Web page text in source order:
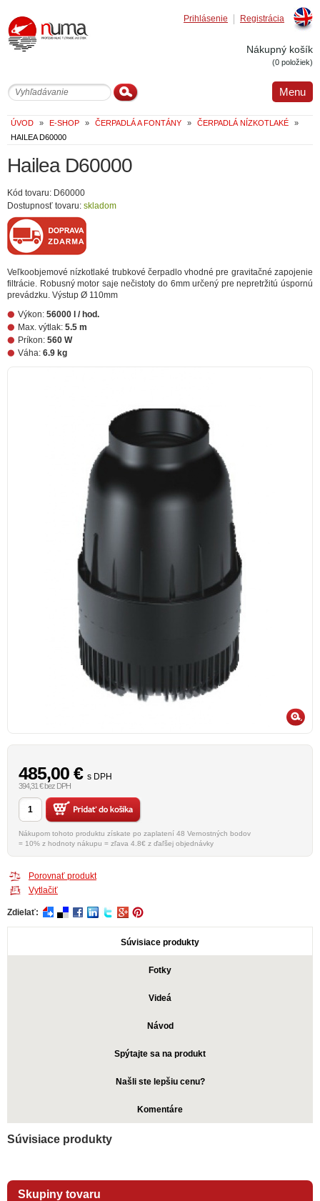
Registrácia
Prihlásenie
Nákupný košík
(0 položiek)
Menu
ÚVOD » E-SHOP » ČERPADLÁ A FONTÁNY » ČERPADLÁ NÍZKOTLAKÉ
»
HAILEA D60000
Hailea D60000
Kód tovaru: D60000
Dostupnosť tovaru: skladom
Veľkoobjemové nízkotlaké trubkové čerpadlo vhodné pre gravitačné zapojenie
filtrácie. Robusný motor saje nečistoty do 6mm určený pre nepretržitú úspornú
prevádzku. Výstup Ø 110mm
Výkon: 56000 l / hod.
Max. výtlak: 5.5 m
Príkon: 560 W
Váha: 6.9 kg
485,00 € s DPH
394,31 € bez DPH
Nákupom tohoto produktu získate po zaplatení 48 Vernostných bodov
= 10% z hodnoty nákupu = zľava 4.8€ z ďaľšej objednávky
Porovnať produkt
Vytlačiť
Zdielať:
Súvisiace produkty
Fotky
Videá
Návod
Spýtajte sa na produkt
Našli ste lepšiu cenu?
Komentáre
Súvisiace produkty
Skupiny tovaru